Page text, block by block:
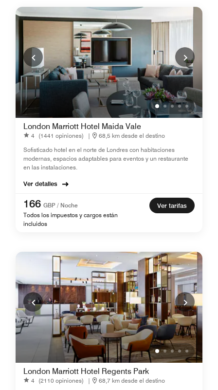
London Marriott Hotel Maida Vale
4 (1441 opiniones) |
68,5 km desde el destino
Sofisticado hotel en el norte de Londres con habitaciones
modernas, espacios adaptables para eventos y un restaurante
en las instalaciones.
Ver detalles
166 GBP / Noche
Todos los impuestos y cargos están
incluidos
Ver tarifas
London Marriott Hotel Regents Park
4 (2110 opiniones) |
68,7 km desde el destino